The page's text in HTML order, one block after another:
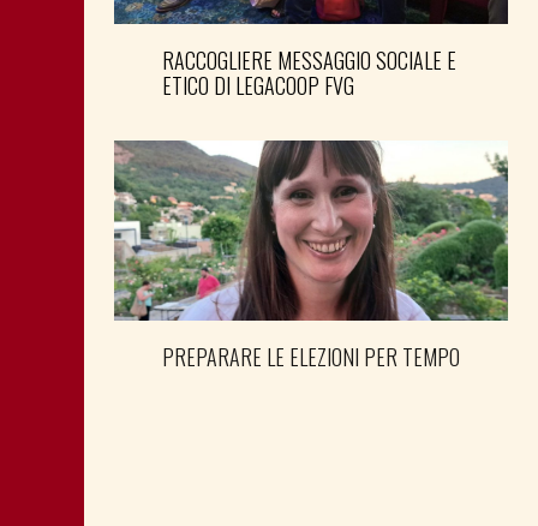
RACCOGLIERE MESSAGGIO SOCIALE E
ETICO DI LEGACOOP FVG
PREPARARE LE ELEZIONI PER TEMPO